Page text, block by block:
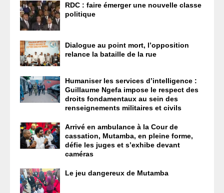
RDC : faire émerger une nouvelle classe
politique
Dialogue au point mort, l’opposition
relance la bataille de la rue
Humaniser les services d’intelligence :
Guillaume Ngefa impose le respect des
droits fondamentaux au sein des
renseignements militaires et civils
Arrivé en ambulance à la Cour de
cassation, Mutamba, en pleine forme,
défie les juges et s’exhibe devant
caméras
Le jeu dangereux de Mutamba